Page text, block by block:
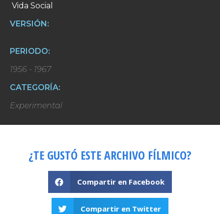
Vida Social
VERSIÓN:
PERIODO:
1956 - 1967
CATEGORÍA:
Experimental
¿TE GUSTÓ ESTE ARCHIVO FÍLMICO?
Compartir en Facebook
Compartir en Twitter